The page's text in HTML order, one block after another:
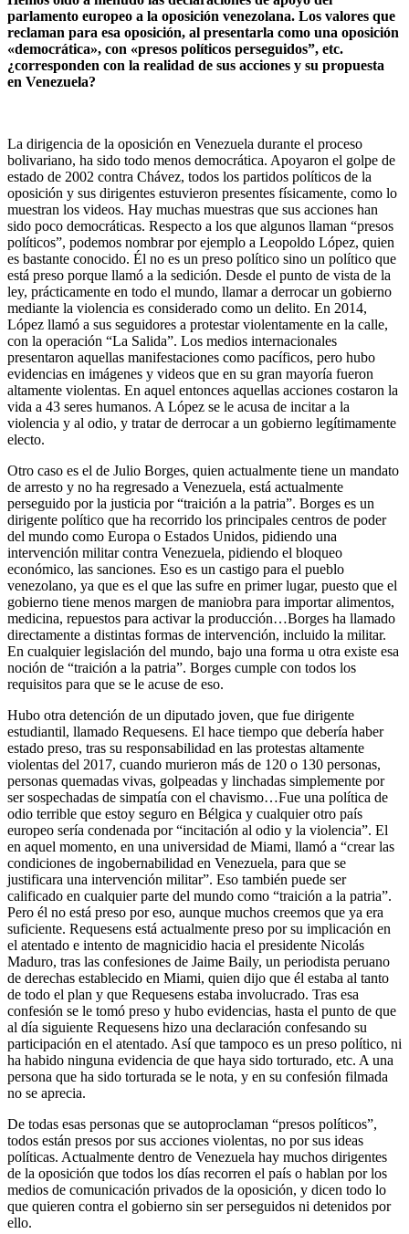
parlamento europeo a la oposición venezolana. Los valores que
reclaman para esa oposición, al presentarla como una oposición
«democrática», con «presos políticos perseguidos”, etc.
¿corresponden con la realidad de sus acciones y su propuesta
en Venezuela?
La dirigencia de la oposición en Venezuela durante el proceso
bolivariano, ha sido todo menos democrática. Apoyaron el golpe de
estado de 2002 contra Chávez, todos los partidos políticos de la
oposición y sus dirigentes estuvieron presentes físicamente, como lo
muestran los videos. Hay muchas muestras que sus acciones han
sido poco democráticas. Respecto a los que algunos llaman “presos
políticos”, podemos nombrar por ejemplo a Leopoldo López, quien
es bastante conocido. Él no es un preso político sino un político que
está preso porque llamó a la sedición. Desde el punto de vista de la
ley, prácticamente en todo el mundo, llamar a derrocar un gobierno
mediante la violencia es considerado como un delito. En 2014,
López llamó a sus seguidores a protestar violentamente en la calle,
con la operación “La Salida”. Los medios internacionales
presentaron aquellas manifestaciones como pacíficos, pero hubo
evidencias en imágenes y videos que en su gran mayoría fueron
altamente violentas. En aquel entonces aquellas acciones costaron la
vida a 43 seres humanos. A López se le acusa de incitar a la
violencia y al odio, y tratar de derrocar a un gobierno legítimamente
electo.
Otro caso es el de Julio Borges, quien actualmente tiene un mandato
de arresto y no ha regresado a Venezuela, está actualmente
perseguido por la justicia por “traición a la patria”. Borges es un
dirigente político que ha recorrido los principales centros de poder
del mundo como Europa o Estados Unidos, pidiendo una
intervención militar contra Venezuela, pidiendo el bloqueo
económico, las sanciones. Eso es un castigo para el pueblo
venezolano, ya que es el que las sufre en primer lugar, puesto que el
gobierno tiene menos margen de maniobra para importar alimentos,
medicina, repuestos para activar la producción…Borges ha llamado
directamente a distintas formas de intervención, incluido la militar.
En cualquier legislación del mundo, bajo una forma u otra existe esa
noción de “traición a la patria”. Borges cumple con todos los
requisitos para que se le acuse de eso.
Hubo otra detención de un diputado joven, que fue dirigente
estudiantil, llamado Requesens. El hace tiempo que debería haber
estado preso, tras su responsabilidad en las protestas altamente
violentas del 2017, cuando murieron más de 120 o 130 personas,
personas quemadas vivas, golpeadas y linchadas simplemente por
ser sospechadas de simpatía con el chavismo…Fue una política de
odio terrible que estoy seguro en Bélgica y cualquier otro país
europeo sería condenada por “incitación al odio y la violencia”. El
en aquel momento, en una universidad de Miami, llamó a “crear las
condiciones de ingobernabilidad en Venezuela, para que se
justificara una intervención militar”. Eso también puede ser
calificado en cualquier parte del mundo como “traición a la patria”.
Pero él no está preso por eso, aunque muchos creemos que ya era
suficiente. Requesens está actualmente preso por su implicación en
el atentado e intento de magnicidio hacia el presidente Nicolás
Maduro, tras las confesiones de Jaime Baily, un periodista peruano
de derechas establecido en Miami, quien dijo que él estaba al tanto
de todo el plan y que Requesens estaba involucrado. Tras esa
confesión se le tomó preso y hubo evidencias, hasta el punto de que
al día siguiente Requesens hizo una declaración confesando su
participación en el atentado. Así que tampoco es un preso político, ni
ha habido ninguna evidencia de que haya sido torturado, etc. A una
persona que ha sido torturada se le nota, y en su confesión filmada
no se aprecia.
De todas esas personas que se autoproclaman “presos políticos”,
todos están presos por sus acciones violentas, no por sus ideas
políticas. Actualmente dentro de Venezuela hay muchos dirigentes
de la oposición que todos los días recorren el país o hablan por los
medios de comunicación privados de la oposición, y dicen todo lo
que quieren contra el gobierno sin ser perseguidos ni detenidos por
ello.